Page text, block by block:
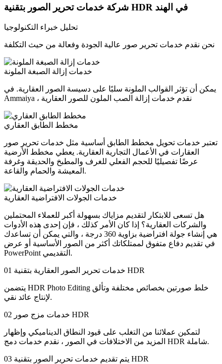
شركة خدمات تحرير الصور بتقنية HDR في الهند
تحليل خبراء التكنولوجيا
نحن نقدم خدمات تحرير صور عالية الجودة وفعالة من حيث التكلفة
خدمات إزالة الصبغة الملونة
يمكن أن تؤثر القوالب الملونة سلبًا على دسيسة الصور العقارية. في
Ammaiya ، نقدم خدمات إزالة الصب الملون للصور العقارية
مخطط الطابق العقاري
تعتبر خدمات تحويل مخطط الطابق أساسية مثل خدمات تحرير صور
العقارات في الأعمال التجارية العقارية. يعطي مخطط الأرضية
عرضًا تفصيليًا للحجم الفعلي للغرف والمطبخ والحديقة وغرفة
المعيشة والحمام والقاعة.
خدمات الجولات الافتراضية العقارية
هل تسعى للابتكار لتقديم مزاياك بسهولة أكبر للعملاء المحتملين
والشركات العقارية؟ إذا كان الأمر كذلك ، فإن إحدى هذه الأدوات
هي إنشاء جولة افتراضية بزاوية 360 درجة ، والتي يمكن أن تساعدك
في تقديم دفاع متفوق لممتلكاتك أكثر من الصور الأساسية أو عرض
PowerPoint التقديمي.
01 خدمات تحرير الصور العقارية بتقنية HDR
يتضمن HDR Photo Editing خلط صورتين بخصائص مختلفة وتألق
لإنتاج عائد نقي.
02 خدمات مزج صور HDR
لتمكين عملائنا من التغلب على قيود النطاق الديناميكي وإظهار
المزيد من الاختلافات في الصور ، نقدم خدمات دمج HDR شاملة.
03 يتم تقديم خدمات تحرير الصور بتقنية HDR